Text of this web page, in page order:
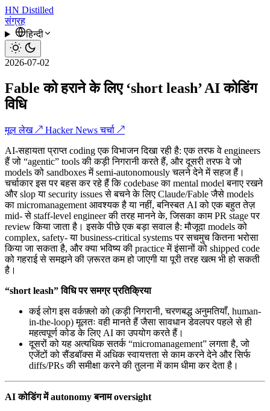
HN Distilled
संग्रह
हिन्दी
2026-07-02
Fable को हराने के लिए ‘short leash’ AI कोडिंग
विधि
मूल लेख ↗ Hacker News चर्चा ↗
AI-सहायता प्राप्त coding एक विभाजन दिखा रही है: एक तरफ वे engineers
हैं जो “agentic” tools की कड़ी निगरानी करते हैं, और दूसरी तरफ वे जो
models को sandboxes में semi-autonomously चलने देने में सहज हैं।
चर्चाकार इस पर बहस कर रहे हैं कि codebase का mental model बनाए रखने
और slop या security issues से बचने के लिए Claude/Fable जैसे models
का micromanagement आवश्यक है या नहीं, बनिस्बत AI को एक बहुत तेज़
mid- से staff-level engineer की तरह मानने के, जिसका काम PR stage पर
review किया जाता है। इसके पीछे एक बड़ा सवाल है: मौजूदा models को
complex, safety- या business-critical systems पर सचमुच कितना भरोसा
किया जा सकता है, और क्या भविष्य की practice में इंसानों को shipped code
को गहराई से समझने की ज़रूरत कम हो जाएगी या पूरी तरह खत्म भी हो सकती
है।
“short leash” विधि पर समग्र प्रतिक्रिया
कई लोग इस वर्कफ़्लो को (कड़ी निगरानी, चरणबद्ध अनुमतियाँ, human-
in-the-loop) मूलतः वही मानते हैं जैसा सावधान डेवलपर पहले से ही
महत्वपूर्ण कोड के लिए AI का उपयोग करते हैं।
दूसरों को यह अत्यधिक सतर्क “micromanagement” लगता है, जो
एजेंटों को सैंडबॉक्स में अधिक स्वायत्तता से काम करने देने और सिर्फ
diffs/PRs की समीक्षा करने की तुलना में काम धीमा कर देता है।
AI कोडिंग में autonomy बनाम oversight